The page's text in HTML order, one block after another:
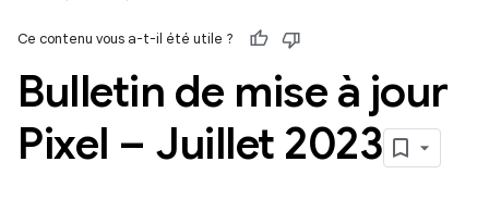
Ce contenu vous a-t-il été utile ?
Bulletin de mise à jour
Pixel – Juillet 2023